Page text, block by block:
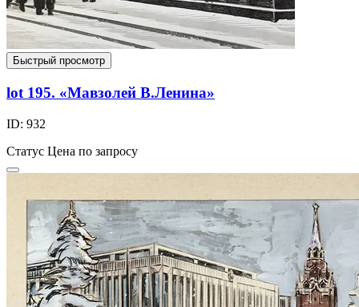
Быстрый просмотр
lot 195. «Мавзолей В.Ленина»
ID: 932
Статус Цена по запросу